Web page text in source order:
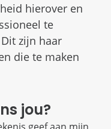
hierover en
te
zijn haar
die te maken
jou?